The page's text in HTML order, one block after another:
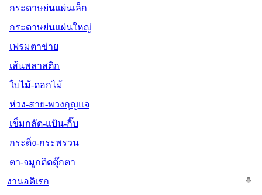
กระดาษย่นแผ่นเล็ก
กระดาษย่นแผ่นใหญ่
เฟรมตาข่าย
เส้นพลาสติก
ใบไม้-ดอกไม้
ห่วง-สาย-พวงกุญแจ
เข็มกลัด-แป้น-กิ๊บ
กระดิ่ง-กระพรวน
ตา-จมูกติดตุ๊กตา
งานอดิเรก